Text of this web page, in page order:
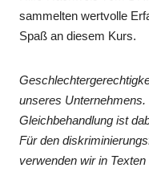
sammelten wertvolle
Spaß an diesem Kurs.
unseres
Gleichbehandlung ist
Für den
verwenden wir in